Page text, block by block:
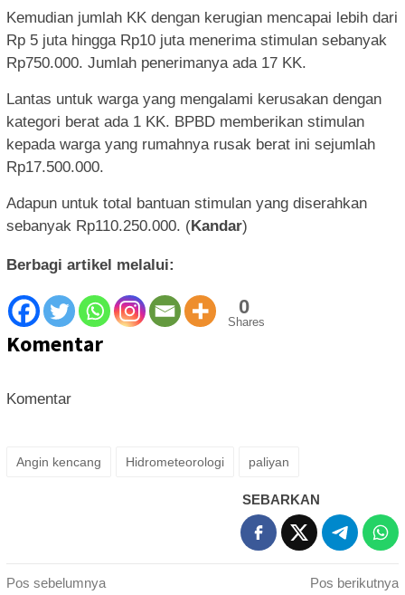
Kemudian jumlah KK dengan kerugian mencapai lebih dari
Rp 5 juta hingga Rp10 juta menerima stimulan sebanyak
Rp750.000. Jumlah penerimanya ada 17 KK.
Lantas untuk warga yang mengalami kerusakan dengan
kategori berat ada 1 KK. BPBD memberikan stimulan
kepada warga yang rumahnya rusak berat ini sejumlah
Rp17.500.000.
Adapun untuk total bantuan stimulan yang diserahkan
sebanyak Rp110.250.000. (Kandar)
Berbagi artikel melalui:
0
Shares
Komentar
Komentar
Angin kencang Hidrometeorologi paliyan
SEBARKAN
Navigasi
Pos sebelumnya Pos berikutnya